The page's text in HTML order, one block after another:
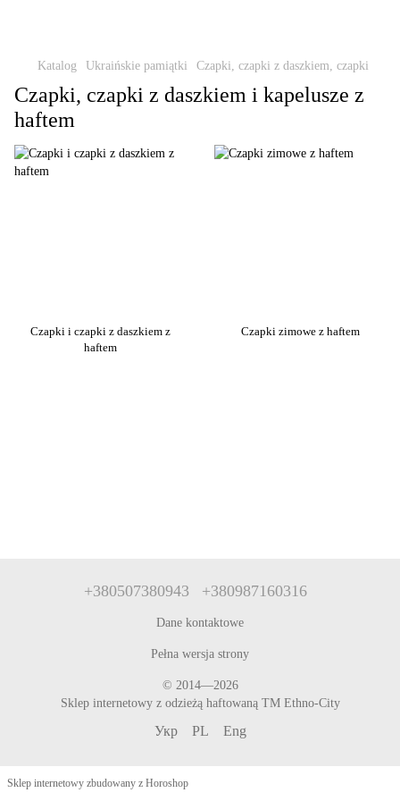
Katalog Ukraińskie pamiątki Czapki, czapki z daszkiem, czapki
Czapki, czapki z daszkiem i kapelusze z
haftem
Czapki i czapki z daszkiem z
haftem
Czapki zimowe z haftem
+380507380943 +380987160316
Dane kontaktowe
Pełna wersja strony
© 2014—2026
Sklep internetowy z odzieżą haftowaną TM Ethno-City
Укр PL Eng
Sklep internetowy zbudowany z Horoshop